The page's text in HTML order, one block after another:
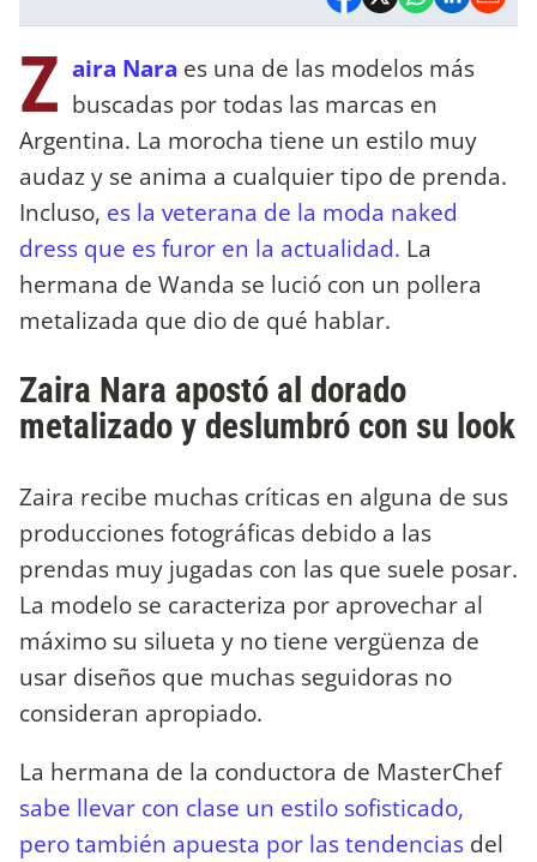
Z aira Nara es una de las modelos más
buscadas por todas las marcas en
Argentina. La morocha tiene un estilo muy
audaz y se anima a cualquier tipo de prenda.
Incluso, es la veterana de la moda naked
dress que es furor en la actualidad. La
hermana de Wanda se lució con un pollera
metalizada que dio de qué hablar.
Zaira Nara apostó al dorado
metalizado y deslumbró con su look
Zaira recibe muchas críticas en alguna de sus
producciones fotográficas debido a las
prendas muy jugadas con las que suele posar.
La modelo se caracteriza por aprovechar al
máximo su silueta y no tiene vergüenza de
usar diseños que muchas seguidoras no
consideran apropiado.
La hermana de la conductora de MasterChef
sabe llevar con clase un estilo sofisticado,
pero también apuesta por las tendencias del